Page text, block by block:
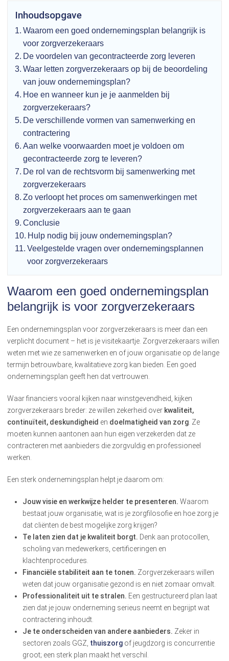
Inhoudsopgave
Waarom een goed ondernemingsplan belangrijk is
voor zorgverzekeraars
De voordelen van gecontracteerde zorg leveren
Waar letten zorgverzekeraars op bij de beoordeling
van jouw ondernemingsplan?
Hoe en wanneer kun je je aanmelden bij
zorgverzekeraars?
De verschillende vormen van samenwerking en
contractering
Aan welke voorwaarden moet je voldoen om
gecontracteerde zorg te leveren?
De rol van de rechtsvorm bij samenwerking met
zorgverzekeraars
Zo verloopt het proces om samenwerkingen met
zorgverzekeraars aan te gaan
Conclusie
Hulp nodig bij jouw ondernemingsplan?
Veelgestelde vragen over ondernemingsplannen
voor zorgverzekeraars
Waarom een goed ondernemingsplan
belangrijk is voor zorgverzekeraars
Een ondernemingsplan voor zorgverzekeraars is meer dan een
verplicht document – het is je visitekaartje. Zorgverzekeraars willen
weten met wie ze samenwerken en of jouw organisatie op de lange
termijn betrouwbare, kwalitatieve zorg kan bieden. Een goed
ondernemingsplan geeft hen dat vertrouwen.
Waar financiers vooral kijken naar winstgevendheid, kijken
zorgverzekeraars breder: ze willen zekerheid over kwaliteit,
continuïteit, deskundigheid en doelmatigheid van zorg . Ze
moeten kunnen aantonen aan hun eigen verzekerden dat ze
contracteren met aanbieders die zorgvuldig en professioneel
werken.
Een sterk ondernemingsplan helpt je daarom om:
Jouw visie en werkwijze helder te presenteren. Waarom
bestaat jouw organisatie, wat is je zorgfilosofie en hoe zorg je
dat cliënten de best mogelijke zorg krijgen?
Te laten zien dat je kwaliteit borgt. Denk aan protocollen,
scholing van medewerkers, certificeringen en
klachtenprocedures.
Financiële stabiliteit aan te tonen. Zorgverzekeraars willen
weten dat jouw organisatie gezond is en niet zomaar omvalt.
Professionaliteit uit te stralen. Een gestructureerd plan laat
zien dat je jouw onderneming serieus neemt en begrijpt wat
contractering inhoudt.
Je te onderscheiden van andere aanbieders. Zeker in
sectoren zoals GGZ, thuiszorg of jeugdzorg is concurrentie
groot; een sterk plan maakt het verschil.